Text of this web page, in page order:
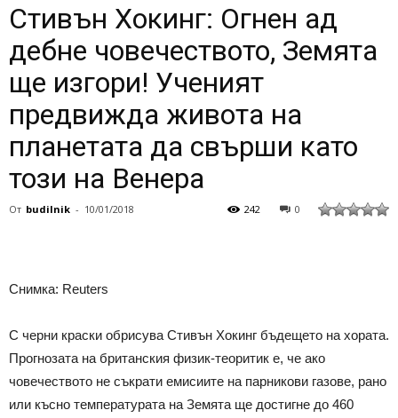
Стивън Хокинг: Огнен ад
дебне човечеството, Земята
ще изгори! Ученият
предвижда живота на
планетата да свърши като
този на Венера
От budilnik - 10/01/2018 0
242
Снимка: Rеuters
С черни краски обрисува Стивън Хокинг бъдещето на хората.
Прогнозата на британския физик-теоритик е, че ако
човечеството не съкрати емисиите на парникови газове, рано
или късно температурата на Земята ще достигне до 460